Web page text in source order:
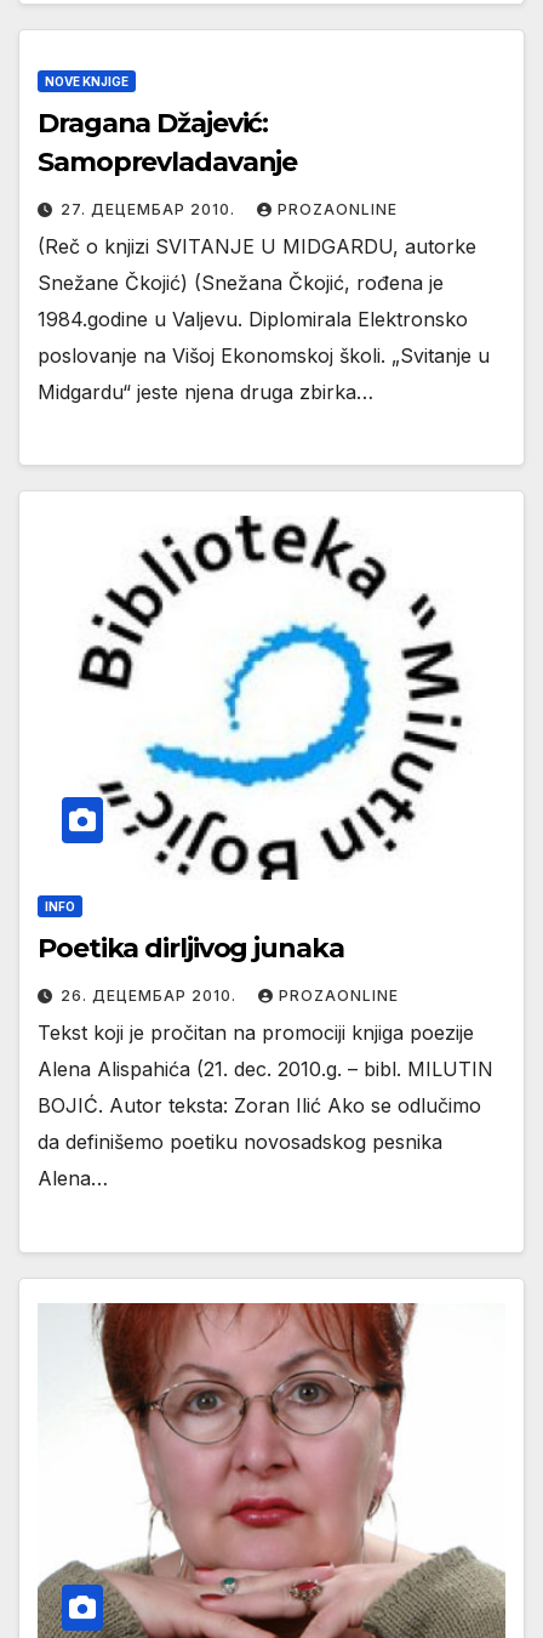
NOVE KNJIGE
Dragana Džajević:
Samoprevladavanje
27. ДЕЦЕМБАР 2010. PROZAONLINE
(Reč o knjizi SVITANJE U MIDGARDU, autorke
Snežane Čkojić) (Snežana Čkojić, rođena je
1984.godine u Valjevu. Diplomirala Elektronsko
poslovanje na Višoj Ekonomskoj školi. „Svitanje u
Midgardu“ jeste njena druga zbirka…
INFO
Poetika dirljivog junaka
26. ДЕЦЕМБАР 2010. PROZAONLINE
Tekst koji je pročitan na promociji knjiga poezije
Alena Alispahića (21. dec. 2010.g. – bibl. MILUTIN
BOJIĆ. Autor teksta: Zoran Ilić Ako se odlučimo
da definišemo poetiku novosadskog pesnika
Alena…